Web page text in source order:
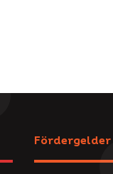
Fördergelder